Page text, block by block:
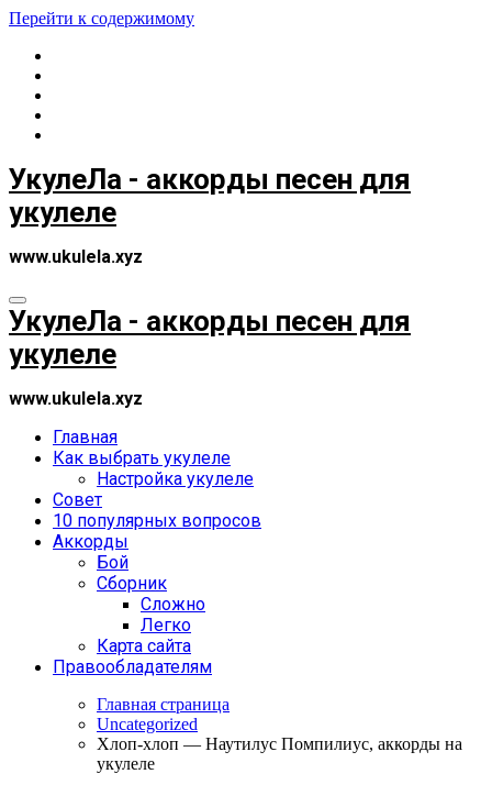
Перейти к содержимому
УкулеЛа - аккорды песен для
укулеле
www.ukulela.xyz
УкулеЛа - аккорды песен для
укулеле
www.ukulela.xyz
Главная
Как выбрать укулеле
Настройка укулеле
Совет
10 популярных вопросов
Аккорды
Бой
Сборник
Сложно
Легко
Карта сайта
Правообладателям
Главная страница
Uncategorized
Хлоп-хлоп — Наутилус Помпилиус, аккорды на
укулеле